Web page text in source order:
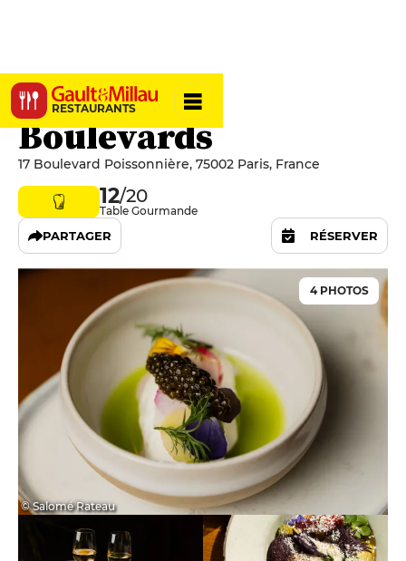
RESTAURANTS
Les Grands
Boulevards
17 Boulevard Poissonnière, 75002 Paris, France
12/20
Table Gourmande
PARTAGER RÉSERVER
© Salomé Rateau
4 PHOTOS